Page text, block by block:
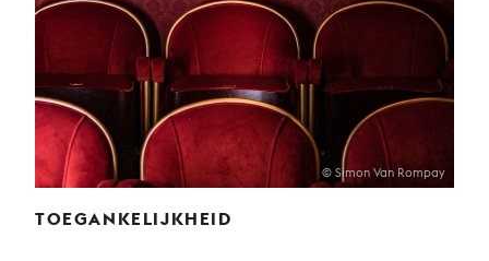
© Simon Van Rompay
TOEGANKELIJKHEID